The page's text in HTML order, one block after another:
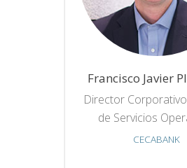
Francisco Javier
Director
de Servicios
CECABANK